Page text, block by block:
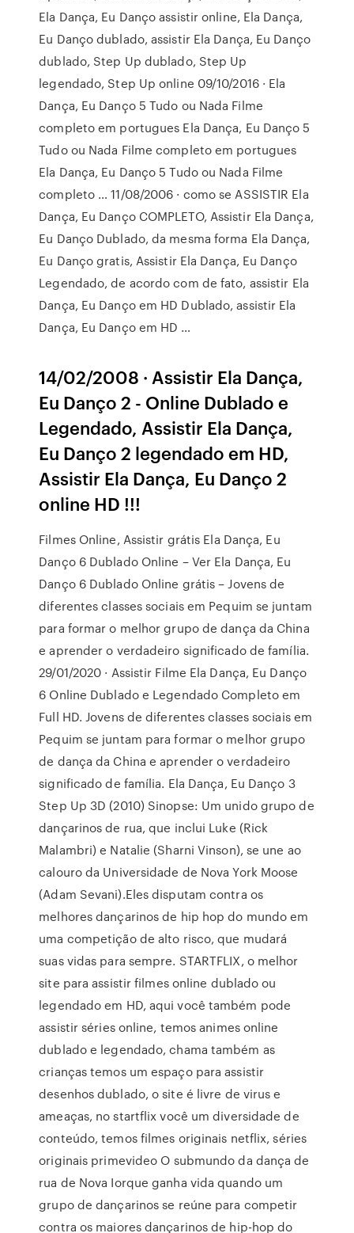
Ela Dança, Eu Danço assistir online, Ela Dança,
Eu Danço dublado, assistir Ela Dança, Eu Danço
dublado, Step Up dublado, Step Up
legendado, Step Up online 09/10/2016 · Ela
Dança, Eu Danço 5 Tudo ou Nada Filme
completo em portugues Ela Dança, Eu Danço 5
Tudo ou Nada Filme completo em portugues
Ela Dança, Eu Danço 5 Tudo ou Nada Filme
completo … 11/08/2006 · como se ASSISTIR Ela
Dança, Eu Danço COMPLETO, Assistir Ela Dança,
Eu Danço Dublado, da mesma forma Ela Dança,
Eu Danço gratis, Assistir Ela Dança, Eu Danço
Legendado, de acordo com de fato, assistir Ela
Dança, Eu Danço em HD Dublado, assistir Ela
Dança, Eu Danço em HD …
14/02/2008 · Assistir Ela Dança,
Eu Danço 2 - Online Dublado e
Legendado, Assistir Ela Dança,
Eu Danço 2 legendado em HD,
Assistir Ela Dança, Eu Danço 2
online HD !!!
Filmes Online, Assistir grátis Ela Dança, Eu
Danço 6 Dublado Online – Ver Ela Dança, Eu
Danço 6 Dublado Online grátis – Jovens de
diferentes classes sociais em Pequim se juntam
para formar o melhor grupo de dança da China
e aprender o verdadeiro significado de família.
29/01/2020 · Assistir Filme Ela Dança, Eu Danço
6 Online Dublado e Legendado Completo em
Full HD. Jovens de diferentes classes sociais em
Pequim se juntam para formar o melhor grupo
de dança da China e aprender o verdadeiro
significado de família. Ela Dança, Eu Danço 3
Step Up 3D (2010) Sinopse: Um unido grupo de
dançarinos de rua, que inclui Luke (Rick
Malambri) e Natalie (Sharni Vinson), se une ao
calouro da Universidade de Nova York Moose
(Adam Sevani).Eles disputam contra os
melhores dançarinos de hip hop do mundo em
uma competição de alto risco, que mudará
suas vidas para sempre. STARTFLIX, o melhor
site para assistir filmes online dublado ou
legendado em HD, aqui você também pode
assistir séries online, temos animes online
dublado e legendado, chama também as
crianças temos um espaço para assistir
desenhos dublado, o site é livre de virus e
ameaças, no startflix você um diversidade de
conteúdo, temos filmes originais netflix, séries
originais primevideo O submundo da dança de
rua de Nova Iorque ganha vida quando um
grupo de dançarinos se reúne para competir
contra os maiores dançarinos de hip-hop do